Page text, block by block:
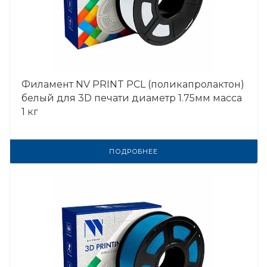
Филамент NV PRINT PCL (поликапролактон)
белый для 3D печати диаметр 1.75мм масса
1 кг
ПОДРОБНЕЕ